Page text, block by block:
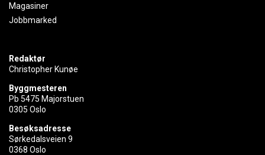
Magasiner
Jobbmarked
Redaktør
Christopher Kunøe
Byggmesteren
Pb 5475 Majorstuen
0305 Oslo
Besøksadresse
Sørkedalsveien 9
0368 Oslo